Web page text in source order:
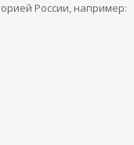
России, например: